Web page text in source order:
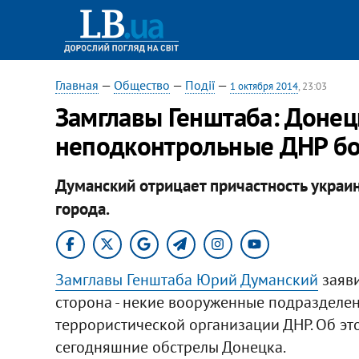
Главная — Общество — Події— 1 октября 2014, 23:03
Замглавы Генштаба:
неподконтрольные ДНР
Думанский отрицает причастность
города.
Замглавы Генштаба Юрий Думанский
сторона - некие вооруженные
террористической организации ДНР. Об
сегодняшние обстрелы Донецка.